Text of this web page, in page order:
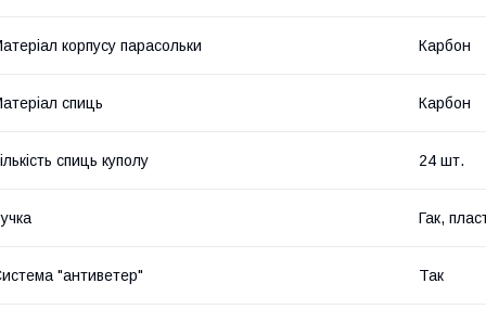
корпусу парасольки Карбон
спиць Карбон
спиць куполу 24 шт.
Гак,
"антиветер" Так